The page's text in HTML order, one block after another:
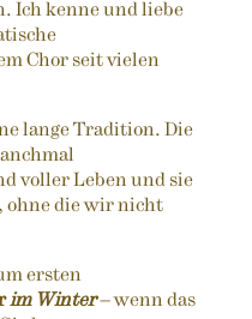
Ich kenne und liebe
Chor seit vielen
lange Tradition. Die
voller Leben und sie
ohne die wir nicht
ersten
im Winter– wenn das